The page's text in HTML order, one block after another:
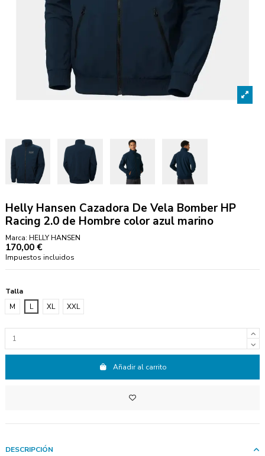
Helly Hansen Cazadora De Vela Bomber HP
Racing 2.0 de Hombre color azul marino
Marca: HELLY HANSEN
170,00 €
Impuestos incluidos
Talla
M
L XL XXL
Añadir al carrito
DESCRIPCIÓN